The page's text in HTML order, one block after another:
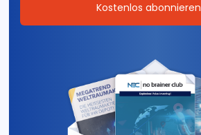
Kostenlos abonnieren